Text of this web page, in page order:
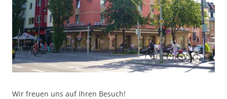
Wir freuen uns auf Ihren Besuch!